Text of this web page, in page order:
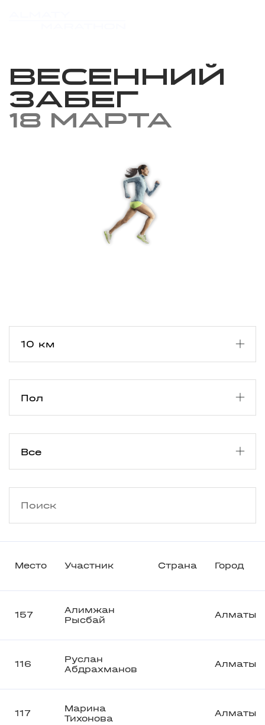
Весенний
забег
18 марта
Место Участник Страна Город
157
Алимжан
Рысбай
Алматы
116
Руслан
Абдрахманов
Алматы
117
Марина
Тихонова
Алматы